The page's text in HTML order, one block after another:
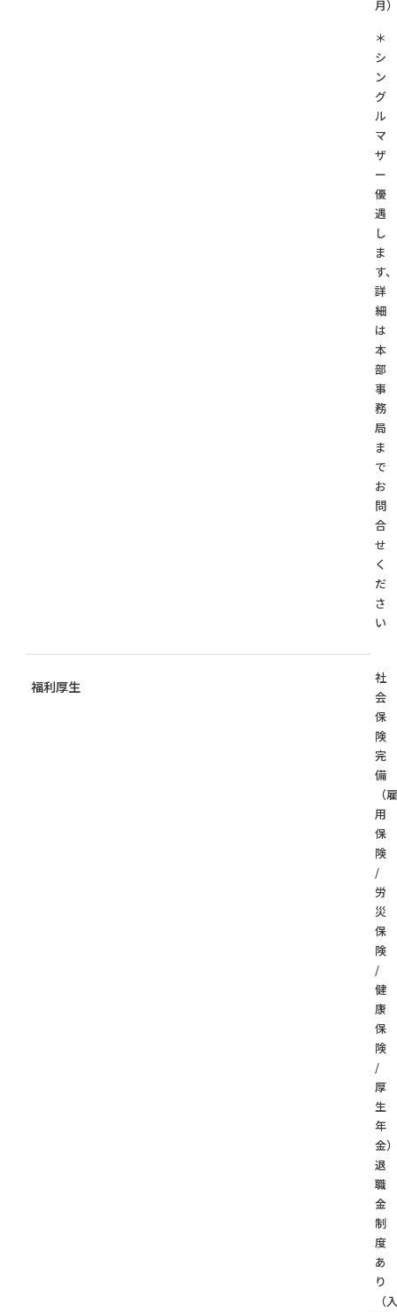
月）
＊
シ
ン
グ
ル
マ
ザ
ー
優
遇
し
ま
す、
詳
細
は
本
部
事
務
局
ま
で
お
問
合
せ
く
だ
さ
い
福利厚生
社
会
保
険
完
備
（雇
用
保
険
/
労
災
保
険
/
健
康
保
険
/
厚
生
年
金）
退
職
金
制
度
あ
り
（入